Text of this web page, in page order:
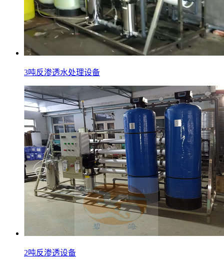
3吨反渗透水处理设备
2吨反渗透设备